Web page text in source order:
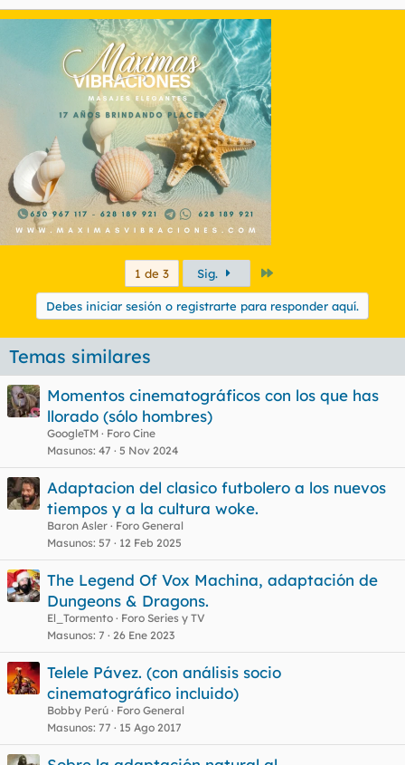
1 de 3 Sig.
Debes iniciar sesión o registrarte para responder aquí.
Temas similares
Momentos cinematográficos con los que has
llorado (sólo hombres)
GoogleTM
Foro Cine
Masunos 47 5 Nov 2024
Adaptacion del clasico futbolero a los nuevos
tiempos y a la cultura woke.
Baron Asler
Foro General
Masunos 57 12 Feb 2025
The Legend Of Vox Machina, adaptación de
Dungeons & Dragons.
El_Tormento
Foro Series y TV
Masunos 7 26 Ene 2023
Telele Pávez. (con análisis socio
cinematográfico incluido)
Bobby Perú
Foro General
Masunos 77 15 Ago 2017